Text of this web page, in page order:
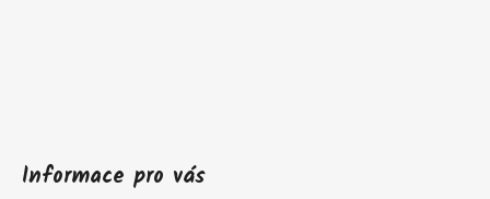
Informace pro vás